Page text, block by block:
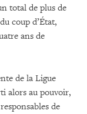
total de plus de
coup d’État,
ans de
de la Ligue
alors au pouvoir,
de